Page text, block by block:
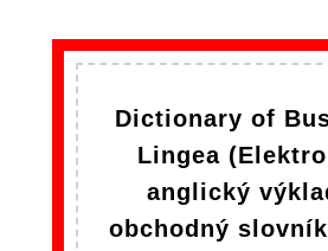
Dictionary of
Lingea
anglický
obchodný